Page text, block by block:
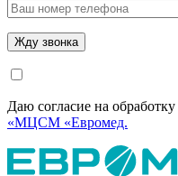
Даю согласие на обработку
«МЦСМ «Евромед.